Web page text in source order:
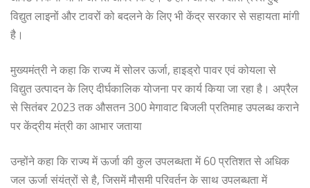
विद्युत लाइनों और टावरों को बदलने के लिए भी केंद्र सरकार से सहायता मांगी
है।
मुख्यमंत्री ने कहा कि राज्य में सोलर ऊर्जा, हाइड्रो पावर एवं कोयला से
विद्युत उत्पादन के लिए दीर्घकालिक योजना पर कार्य किया जा रहा है। अप्रैल
से सितंबर 2023 तक औसतन 300 मेगावाट बिजली प्रतिमाह उपलब्ध कराने
पर केंद्रीय मंत्री का आभार जताया
उन्होंने कहा कि राज्य में ऊर्जा की कुल उपलब्धता में 60 प्रतिशत से अधिक
जल ऊर्जा संयंत्रों से है, जिसमें मौसमी परिवर्तन के साथ उपलब्धता में